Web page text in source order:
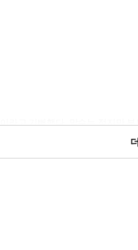
라고 기뻐했다. 말수는 적지만
에는 남몰래 애태우고 있는